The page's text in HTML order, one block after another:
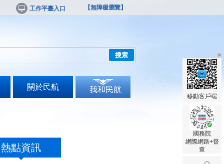
工作平臺入口 【無障礙瀏覽】
搜索
關於民航 我和民航
熱點資訊
移動客戶端
國務院
網際網路+督
查